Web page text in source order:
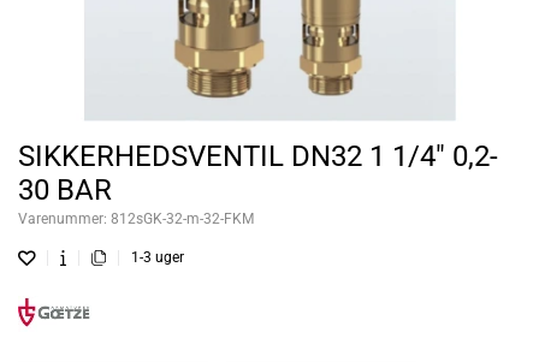
SIKKERHEDSVENTIL DN32 1 1/4" 0,2-
30 BAR
Varenummer: 812sGK-32-m-32-FKM
1-3 uger